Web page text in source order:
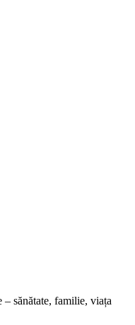
– sănătate, familie, viața